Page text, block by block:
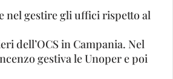
nel gestire gli uffici rispetto al
dell’OCS in Campania. Nel
gestiva le Unoper e poi